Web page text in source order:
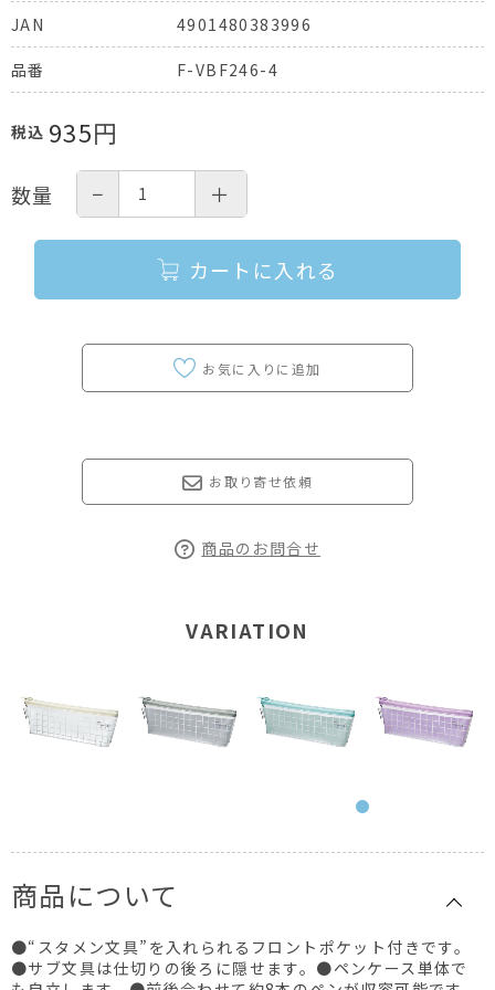
JAN 4901480383996
品番 F-VBF246-4
税込 935円
数量 − ＋
カートに入れる
お取り寄せ依頼
商品のお問合せ
VARIATION
商品について
●“スタメン文具”を入れられるフロントポケット付きです。
●サブ文具は仕切りの後ろに隠せます。●ペンケース単体で